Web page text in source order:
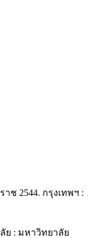
2544. กรุงเทพฯ :
ย : มหาวิทยาลัย